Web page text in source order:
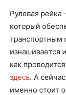
Рулевая
который
транспортным
изнашивается
как
здесь. А
именно стоит